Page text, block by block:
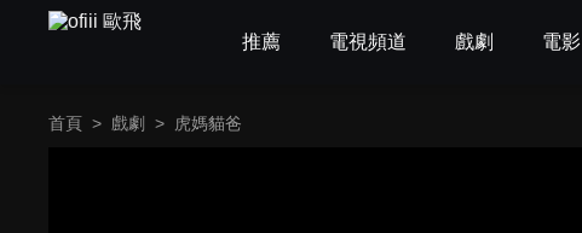
推薦 電視頻道 戲劇 電影
首頁 > 戲劇 > 虎媽貓爸